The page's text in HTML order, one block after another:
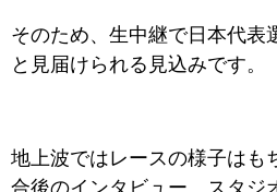
そのため、生中継で日本代表
と見届けられる見込みです。
地上波ではレースの様子はも
合後のインタビュー、スタジ